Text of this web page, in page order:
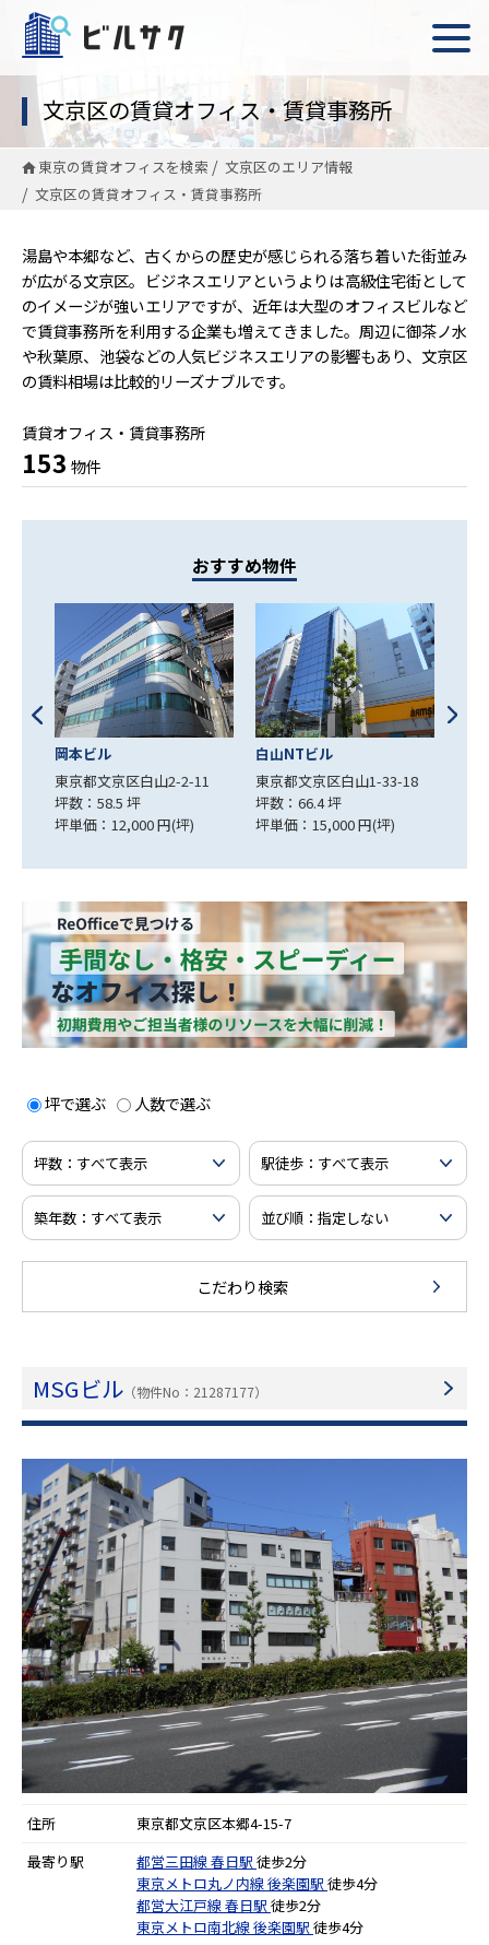
文京区の賃貸オフィス・賃貸事務所
東京の賃貸オフィスを検索
文京区のエリア情報
文京区の賃貸オフィス・賃貸事務所
湯島や本郷など、古くからの歴史が感じられる落ち着いた街並み
が広がる文京区。ビジネスエリアというよりは高級住宅街として
のイメージが強いエリアですが、近年は大型のオフィスビルなど
で賃貸事務所を利用する企業も増えてきました。周辺に御茶ノ水
や秋葉原、池袋などの人気ビジネスエリアの影響もあり、文京区
の賃料相場は比較的リーズナブルです。
賃貸オフィス・賃貸事務所
153 物件
おすすめ物件
白山NTビル
東京都文京区白山1-33-18
坪数：66.4 坪
坪単価：15,000 円(坪)
本郷ビル
東京都文京区本郷7-2-2
坪数：22.98 坪
坪単価：9,922 円(坪)
坪で選ぶ 人数で選ぶ
こだわり検索
MSGビル （物件No：21287177）
住所
東京都文京区本郷4-15-7
最寄り駅
都営三田線春日駅 徒歩2分
東京メトロ丸ノ内線後楽園駅 徒歩4分
都営大江戸線春日駅 徒歩2分
東京メトロ南北線後楽園駅 徒歩4分